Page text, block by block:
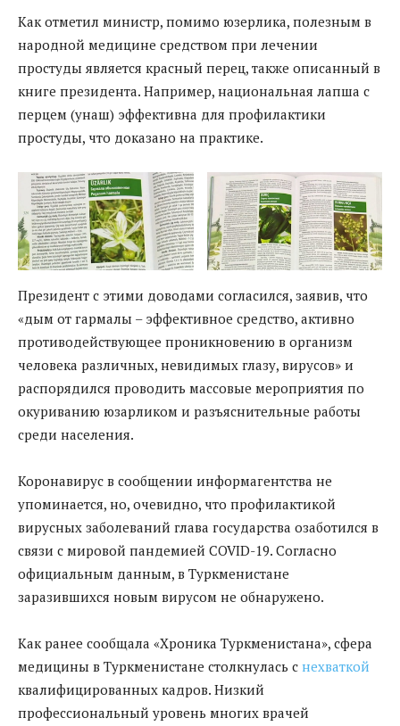
Как отметил министр, помимо юзерлика, полезным в
народной медицине средством при лечении
простуды является красный перец, также описанный в
книге президента. Например, национальная лапша с
перцем (унаш) эффективна для профилактики
простуды, что доказано на практике.
Президент с этими доводами согласился, заявив, что
«дым от гармалы – эффективное средство, активно
противодействующее проникновению в организм
человека различных, невидимых глазу, вирусов» и
распорядился проводить массовые мероприятия по
окуриванию юзарликом и разъяснительные работы
среди населения.
Коронавирус в сообщении информагентства не
упоминается, но, очевидно, что профилактикой
вирусных заболеваний глава государства озаботился в
связи с мировой пандемией COVID-19. Согласно
официальным данным, в Туркменистане
заразившихся новым вирусом не обнаружено.
Как ранее сообщала «Хроника Туркменистана», сфера
медицины в Туркменистане столкнулась с нехваткой
квалифицированных кадров. Низкий
профессиональный уровень многих врачей